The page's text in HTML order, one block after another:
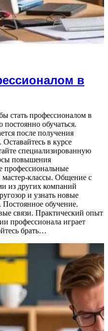
в
стать профессионалом в
постоянно обучаться.
после получения
в курсе
специализированную
повышения
профессиональные
классы. Общение с
из других компаний
и узнать новые
обучение.
связи. Практический опыт
профессионала играет
брать…